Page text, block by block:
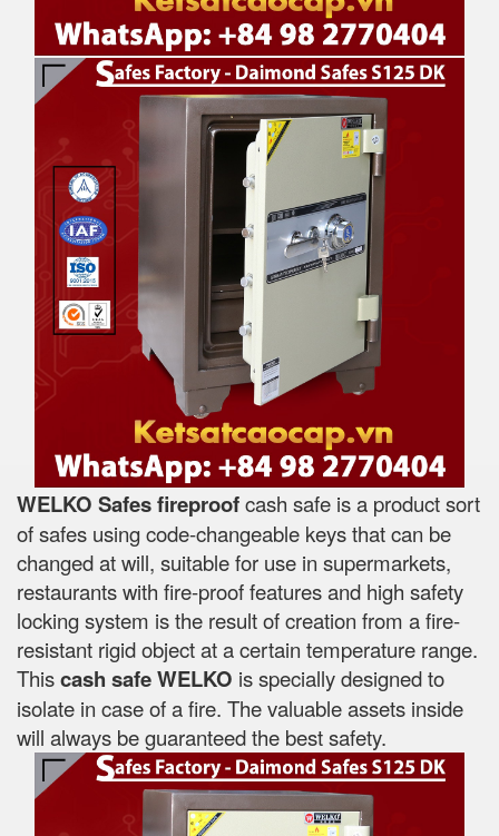
WELKO Safes fireproofcash safe is a product sort
of safes using code-changeable keys that can be
changed at will, suitable for use in supermarkets,
restaurants with fire-proof features and high safety
locking system is the result of creation from a fire-
resistant rigid object at a certain temperature range.
Thiscash safe WELKO is specially designed to
isolate in case of a fire. The valuable assets inside
will always be guaranteed the best safety.